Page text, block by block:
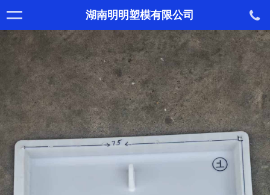
湖南明明塑模有限公司